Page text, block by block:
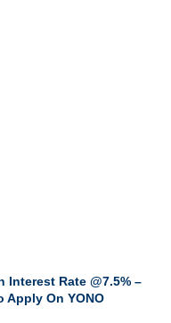
Interest Rate @7.5% –
Apply On YONO